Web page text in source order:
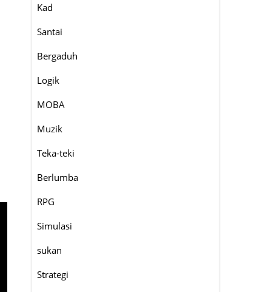
Kad
Santai
Bergaduh
Logik
MOBA
Muzik
Teka-teki
Berlumba
RPG
Simulasi
sukan
Strategi